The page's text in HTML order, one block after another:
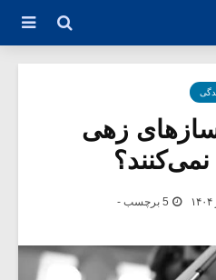
سازهای زهی
نمی‌کنند؟
5 برچسب -